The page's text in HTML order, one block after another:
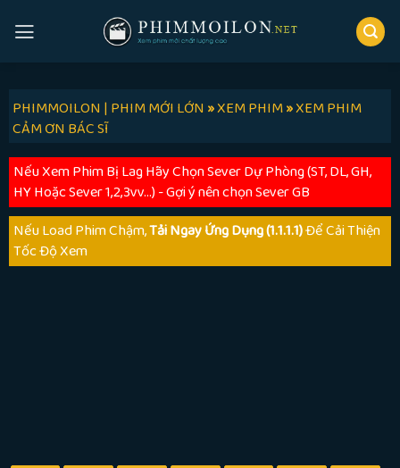
PHIMMOILON | PHIM MỚI LỚN»XEM PHIM»XEM PHIM
CẢM ƠN BÁC SĨ
Nếu Xem Phim Bị Lag Hãy Chọn Sever Dự Phòng (ST, DL, GH,
HY Hoặc Sever 1,2,3vv...) - Gợi ý nên chọn Sever GB
Nếu Load Phim Chậm,Tải Ngay Ứng Dụng (1.1.1.1)Để Cải Thiện
Tốc Độ Xem